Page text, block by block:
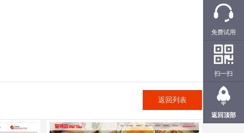
返回列表
免费试用
扫一扫
返回顶部